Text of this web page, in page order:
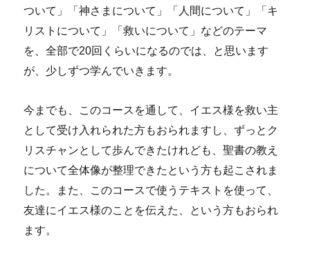
ついて」「神さまについて」「人間について」「キ
リストについて」「救いについて」などのテーマ
を、全部で20回くらいになるのでは、と思います
が、少しずつ学んでいきます。
今までも、このコースを通して、イエス様を救い主
として受け入れられた方もおられますし、ずっとク
リスチャンとして歩んできたけれども、聖書の教え
について全体像が整理できたという方も起こされま
した。また、このコースで使うテキストを使って、
友達にイエス様のことを伝えた、という方もおられ
ます。